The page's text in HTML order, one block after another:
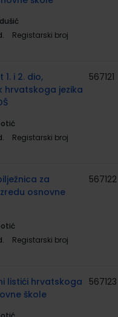
Registarski broj
1. i 2. dio,
hrvatskoga jezika
Registarski broj
567121
za
osnovne
Registarski broj
567122
listići hrvatskoga
škole
567123